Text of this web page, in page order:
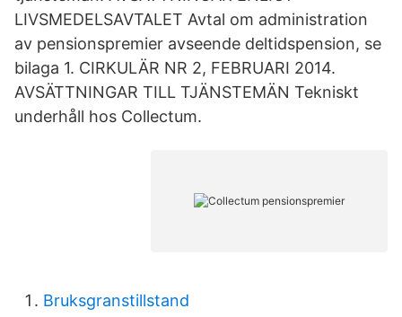
LIVSMEDELSAVTALET Avtal om administration
av pensionspremier avseende deltidspension, se
bilaga 1. CIRKULÄR NR 2, FEBRUARI 2014.
AVSÄTTNINGAR TILL TJÄNSTEMÄN Tekniskt
underhåll hos Collectum.
Bruksgranstillstand